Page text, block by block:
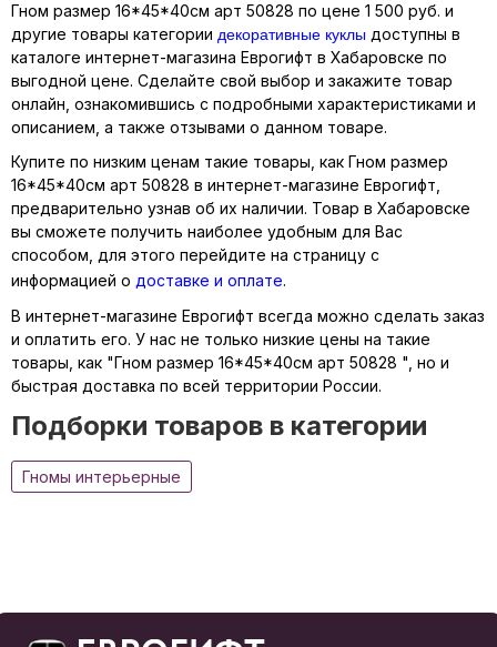
Гном размер 16*45*40см арт 50828 по цене 1 500 руб. и
другие товары категории декоративные куклы доступны в
каталоге интернет-магазина Еврогифт в Хабаровске по
выгодной цене. Сделайте свой выбор и закажите товар
онлайн, ознакомившись с подробными характеристиками и
описанием, а также отзывами о данном товаре.
Купите по низким ценам такие товары, как Гном размер
16*45*40см арт 50828 в интернет-магазине Еврогифт,
предварительно узнав об их наличии. Товар в Хабаровске
вы сможете получить наиболее удобным для Вас
способом, для этого перейдите на страницу с
информацией о доставке и оплате.
В интернет-магазине Еврогифт всегда можно сделать заказ
и оплатить его. У нас не только низкие цены на такие
товары, как "Гном размер 16*45*40см арт 50828 ", но и
быстрая доставка по всей территории России.
Подборки товаров в категории
Гномы интерьерные